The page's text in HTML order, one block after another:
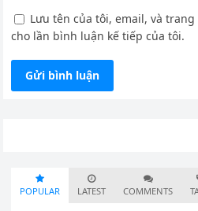
Lưu tên của tôi, email, và
cho lần bình luận kế tiếp của tôi.
POPULAR LATEST COMMENTS